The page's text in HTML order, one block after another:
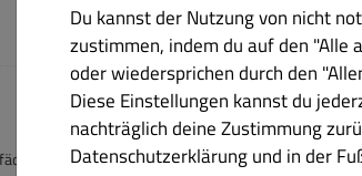
und Pilzen
Du kannst der Nutzung von nicht
zustimmen, indem du auf den "Alle
oder wiedersprichen durch den
Diese Einstellungen kannst du
nachträglich deine Zustimmung
Datenschutzerklärung und in der